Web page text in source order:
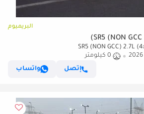
البريميوم
2026
0 كيلومتر
إتصل
واتساب